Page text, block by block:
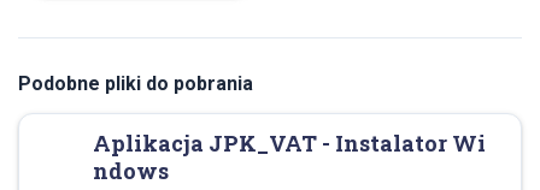
Podobne pliki do pobrania
Aplikacja JPK_VAT - Instalator Wi
ndows